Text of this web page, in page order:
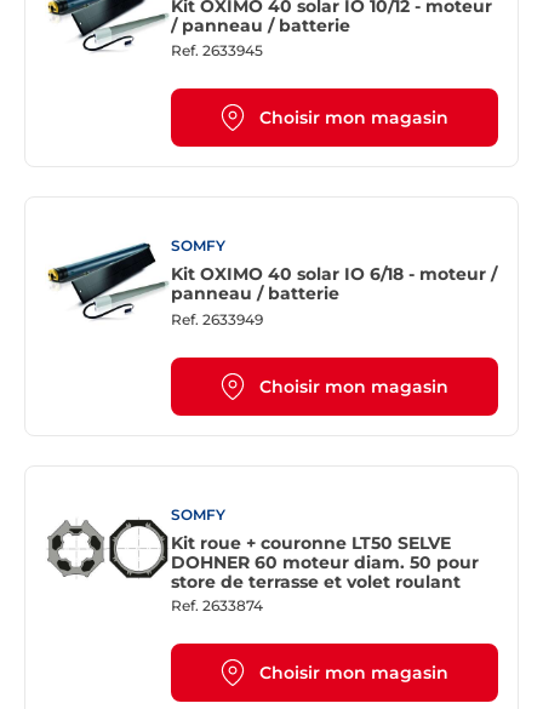
Kit OXIMO 40 solar IO 10/12 - moteur
/ panneau / batterie
Ref. 2633945
Choisir mon magasin
SOMFY
Kit OXIMO 40 solar IO 6/18 - moteur /
panneau / batterie
Ref. 2633949
Choisir mon magasin
SOMFY
Kit roue + couronne LT50 SELVE
DOHNER 60 moteur diam. 50 pour
store de terrasse et volet roulant
Ref. 2633874
Choisir mon magasin